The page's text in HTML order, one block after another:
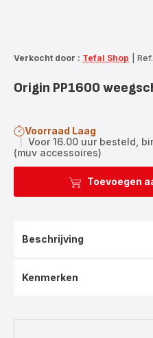
Verkocht door : Tefal Shop
Origin PP1600
Voorraad Laag
Voor 16.00 uur besteld,
(muv accessoires)
Toevoegen
Beschrijving
Kenmerken